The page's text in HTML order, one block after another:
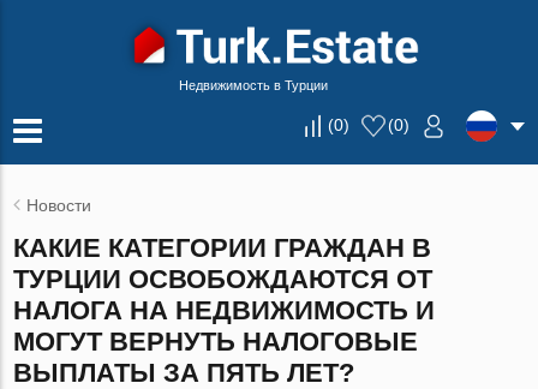
Недвижимость в Турции
(0) (0)
Новости
КАКИЕ КАТЕГОРИИ ГРАЖДАН В
ТУРЦИИ ОСВОБОЖДАЮТСЯ ОТ
НАЛОГА НА НЕДВИЖИМОСТЬ И
МОГУТ ВЕРНУТЬ НАЛОГОВЫЕ
ВЫПЛАТЫ ЗА ПЯТЬ ЛЕТ?